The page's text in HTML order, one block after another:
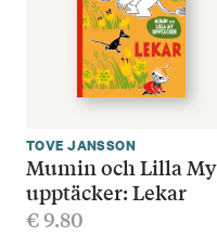
TOVE JANSSON
Mumin och Lilla My
upptäcker: Lekar
€9.80